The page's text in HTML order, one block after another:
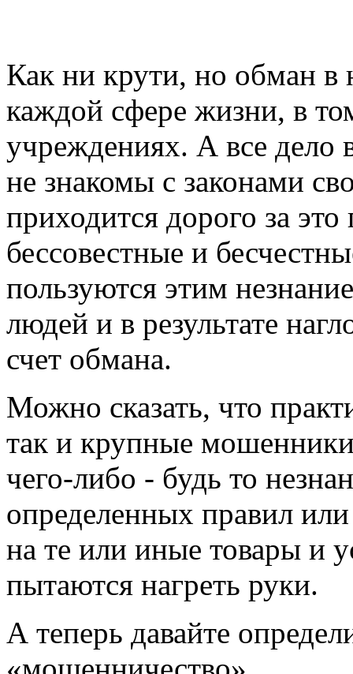
Как ни крути, но обман
каждой сфере жизни, в
учреждениях. А все дело
не знакомы с законами
приходится дорого за
бессовестные и
пользуются этим
людей и в результате
счет обмана.
Можно сказать, что
так и крупные
чего-либо - будь то
определенных правил
на те или иные товары и
пытаются нагреть руки.
А теперь давайте